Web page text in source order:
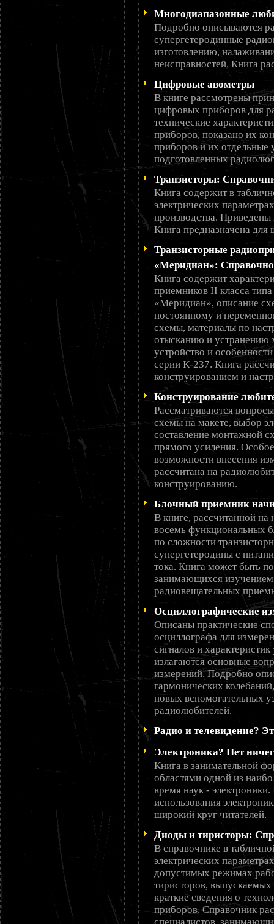
Многодиапазонные
Подробно описываются
супергетеродинные
изготовлению,
неисправностей. Книга
Цифровые авометры
В книге рассмотрены
цифровых приборов для
технические
приборов, показано их
приборов и их отдельные
подготовленных
Транзисторы:
Книга содержит в
электрических
производства.
Книга предназначена для
Транзисторные
«Меридиан»:
Книга содержит
приемников II класса
«Меридиан», описание
постоянному и
схемы, материалы по
отысканию и устранению
устройство и
серии К-237. Книга
конструированием и
Конструирование
Рассматриваются
схемы на макете, выбор
составление монтажной
прямого усиления.
возможности внесения
рассчитана на
конструированию.
Блочный приемник
В книге, рассчитанной
восемь функциональных
по сложности
супергетеродины с
тока. Книга может быть
занимающихся
радиовещательных
Осциллографические
Описаны практические
осциллографа для
сигналов и
излагаются основные
измерений. Подробно
гармонических
новых вспомогательных
радиолюбителей.
Радио и телевидение?
Электроника? Нет
Книга в занимательной
областями одной из
время наук -
использования
широкий круг читателей.
Диоды и тиристоры:
В справочнике в
электрических
допустимых режимах
тиристоров,
краткие сведения о
приборов. Справочник